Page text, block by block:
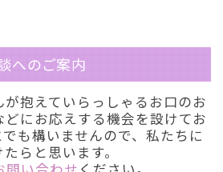
へのご案内
抱えていらっしゃるお口のお
にお応えする機会を設けてお
も構いませんので、私たちに
らと思います。